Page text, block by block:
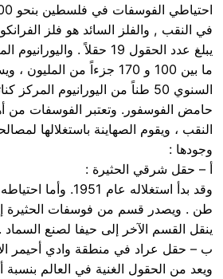
في النقب , والفلز السائد هو فلز
يبلغ عدد الحقول 19 حقلاً .
ما بين 100 و 170 جزءاً من
السنوي 50 طناً من اليورانيوم
حامض الفوسفور. وتعتبر الفوسفات من
النقب ، ويقوم الصهاينة باستغلالها
وجودها :
أ – حقل شرقي الحثيرة :
طن . ويصدر قسم من فوسفات الحثيرة
ينقل القسم الآخر إلى حيفا لصنع السماد .
ب – حقل عراد في منطقة وادي أحيمر
ويعد من الحقول الغنية في العالم